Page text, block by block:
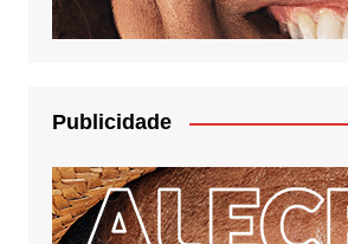
Publicidade